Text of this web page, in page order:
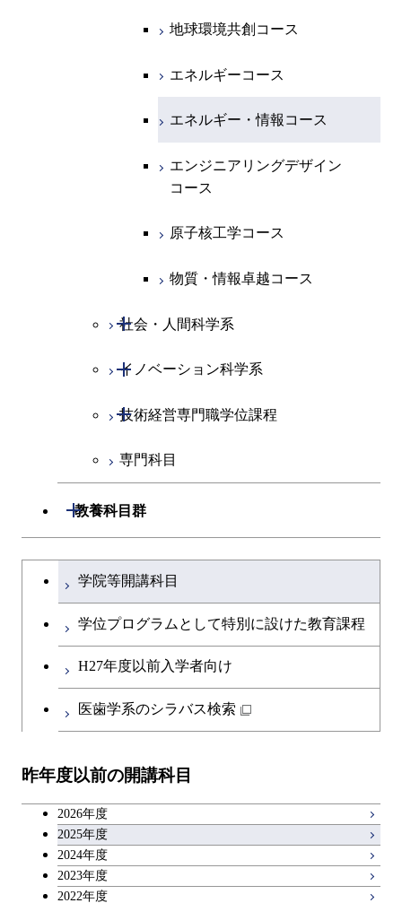
人間医療科学技術コース
人間医療科学技術コース
人間医療科学技術コース
物質・情報卓越コース
原子核工学コース
地球生命コース
人間医療科学技術コース
物質・情報卓越コース
エネルギー・情報コース
人間医療科学技術コース
物質・情報卓越コース
人間医療科学技術コース
物質・情報卓越コース
エンジニアリングデザイン
地球環境共創コース
エネルギーコース
エネルギー・情報コース
エンジニアリングデザイン
コース
原子核工学コース
物質・情報卓越コース
社会・人間科学系
開閉
社会・人間科学コース
イノベーション科学系
開閉
イノベーション科学コース
人間医療科学技術コース
技術経営専門職学位課程
開閉
技術経営専門職学位課程
専門科目
教養科目群
開閉
文系教養科目
英語科目
第二外国語科目
キャリア科目
大学院課程を切り替える
学院等開講科目
学位プログラムとして特別に設けた教育課程
H27年度以前入学者向け
医歯学系のシラバス検索
昨年度以前の開講科目
2026年度
2025年度
2024年度
2023年度
2022年度